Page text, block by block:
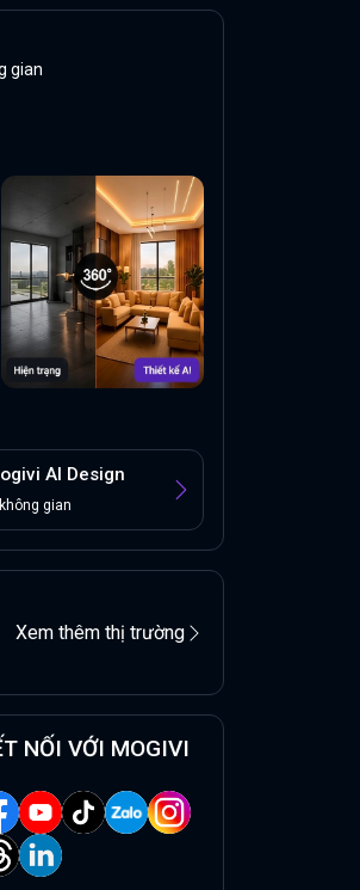
gian
AI Design
gian
Xem thêm thị trường
NỐI VỚI MOGIVI